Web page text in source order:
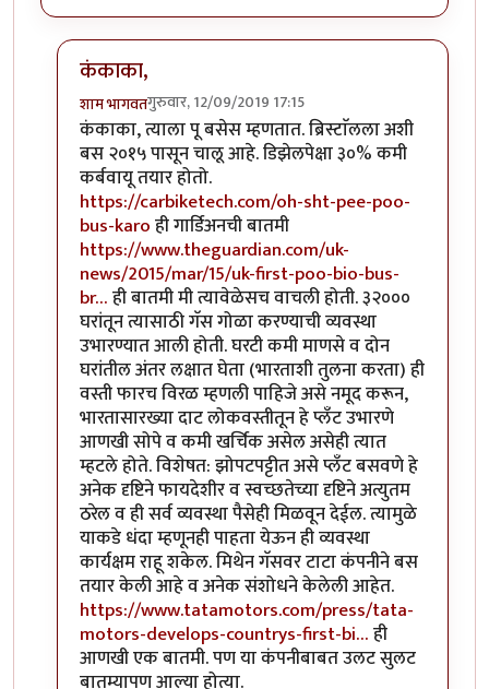
कंकाका,
शाम भागवतगुरुवार, 12/09/2019 17:15
In reply toएकदा एक विडिओ डॉक्यु दाखवलेलीby
कंकाका, त्याला पू बसेस म्हणतात. ब्रिस्टाॅलला अशी
बस २०१५ पासून चालू आहे. डिझेलपेक्षा ३०% कमी
कर्बवायू तयार होतो.
https://carbiketech.com/oh-sht-pee-poo-
bus-karoही गार्डिअनची बातमी
https://www.theguardian.com/uk-
news/2015/mar/15/uk-first-poo-bio-bus-
br…ही बातमी मी त्यावेळेसच वाचली होती. ३२०००
घरांतून त्यासाठी गॅस गोळा करण्याची व्यवस्था
उभारण्यात आली होती. घरटी कमी माणसे व दोन
घरांतील अंतर लक्षात घेता (भारताशी तुलना करता) ही
वस्ती फारच विरळ म्हणली पाहिजे असे नमूद करून,
भारतासारख्या दाट लोकवस्तीतून हे प्लॅंट उभारणे
आणखी सोपे व कमी खर्चिक असेल असेही त्यात
म्हटले होते. विशेषत: झोपटपट्टीत असे प्लॅंट बसवणे हे
अनेक दृष्टिने फायदेशीर व स्वच्छतेच्या दृष्टिने अत्युतम
ठरेल व ही सर्व व्यवस्था पैसेही मिळवून देईल. त्यामुळे
याकडे धंदा म्हणूनही पाहता येऊन ही व्यवस्था
कार्यक्षम राहू शकेल. मिथेन गॅसवर टाटा कंपनीने बस
तयार केली आहे व अनेक संशोधने केलेली आहेत.
https://www.tatamotors.com/press/tata-
motors-develops-countrys-first-bi…ही
आणखी एक बातमी. पण या कंपनीबाबत उलट सुलट
बातम्यापण आल्या होत्या.